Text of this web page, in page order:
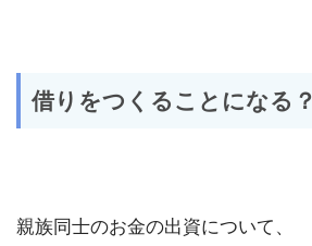
借りをつくることになる？
親族同士のお金の出資について、